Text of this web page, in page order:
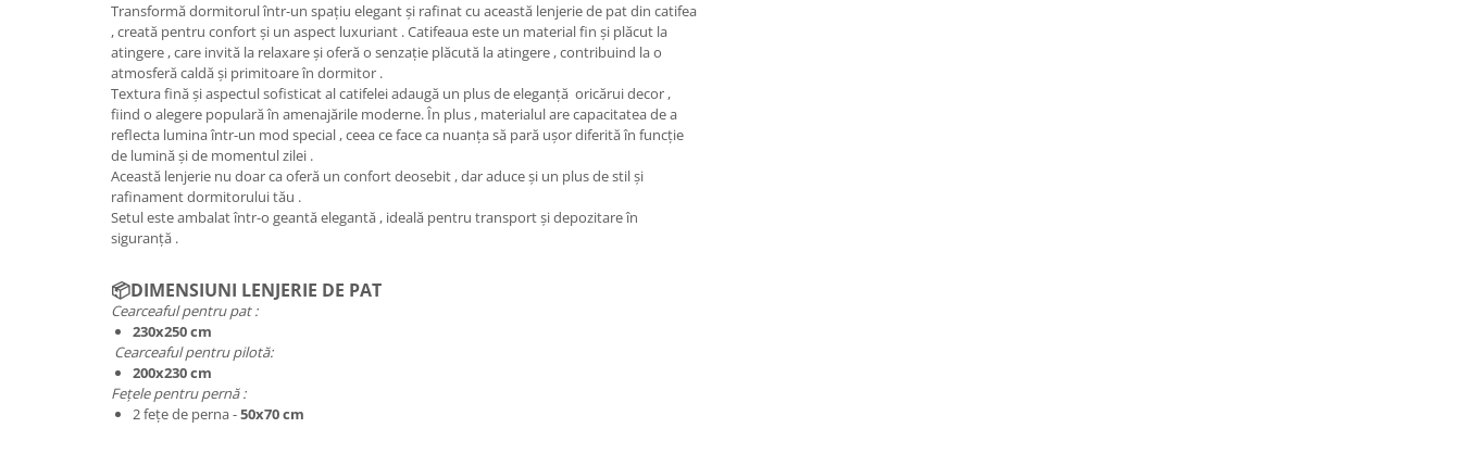
Transformă dormitorul într-un spațiu elegant și rafinat cu această lenjerie de pat din catifea
, creată pentru confort și un aspect luxuriant . Catifeaua este un material fin și plăcut la
atingere , care invită la relaxare și oferă o senzație plăcută la atingere , contribuind la o
atmosferă caldă și primitoare în dormitor .
Textura fină și aspectul sofisticat al catifelei adaugă un plus de eleganță oricărui decor ,
fiind o alegere populară în amenajările moderne. În plus , materialul are capacitatea de a
reflecta lumina într-un mod special , ceea ce face ca nuanța să pară ușor diferită în funcție
de lumină și de momentul zilei .
Această lenjerie nu doar ca oferă un confort deosebit , dar aduce și un plus de stil și
rafinament dormitorului tău .
Setul este ambalat într-o geantă elegantă , ideală pentru transport și depozitare în
siguranță .
📦DIMENSIUNI LENJERIE DE PAT
Cearceaful pentru pat :
230x250 cm
Cearceaful pentru pilotă:
200x230 cm
Fețele pentru pernă :
2 fețe de perna -50x70 cm